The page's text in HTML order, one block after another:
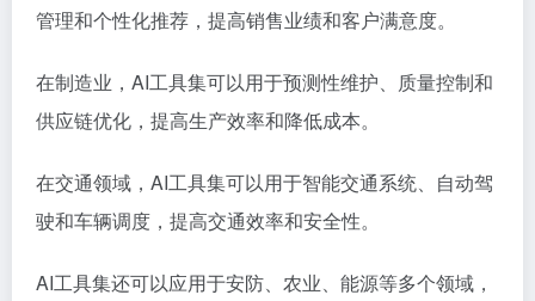
管理和个性化推荐，提高销售业绩和客户满意度。
在制造业，AI工具集可以用于预测性维护、质量控制和
供应链优化，提高生产效率和降低成本。
在交通领域，AI工具集可以用于智能交通系统、自动驾
驶和车辆调度，提高交通效率和安全性。
AI工具集还可以应用于安防、农业、能源等多个领域，